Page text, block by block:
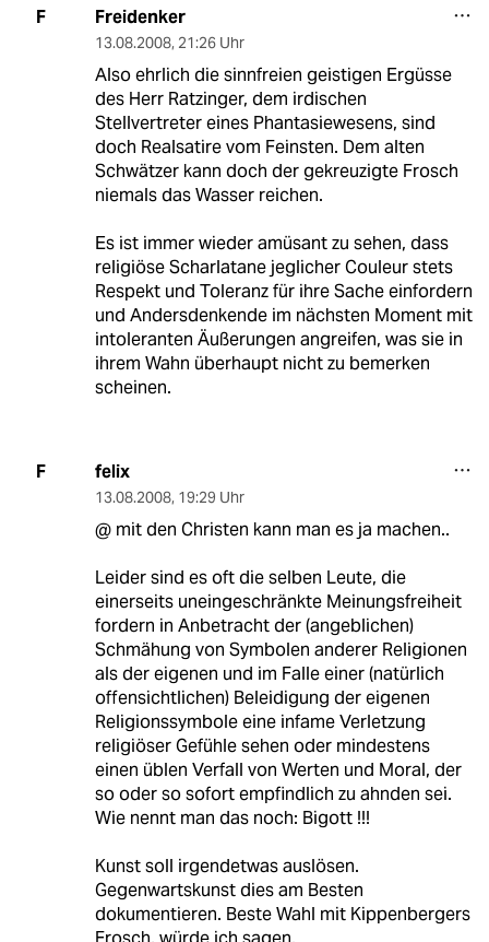
F Freidenker
13.08.2008, 21:26 Uhr
Also ehrlich die sinnfreien geistigen Ergüsse
des Herr Ratzinger, dem irdischen
Stellvertreter eines Phantasiewesens, sind
doch Realsatire vom Feinsten. Dem alten
Schwätzer kann doch der gekreuzigte Frosch
niemals das Wasser reichen.
Es ist immer wieder amüsant zu sehen, dass
religiöse Scharlatane jeglicher Couleur stets
Respekt und Toleranz für ihre Sache einfordern
und Andersdenkende im nächsten Moment mit
intoleranten Äußerungen angreifen, was sie in
ihrem Wahn überhaupt nicht zu bemerken
scheinen.
F felix
13.08.2008, 19:29 Uhr
@ mit den Christen kann man es ja machen..
Leider sind es oft die selben Leute, die
einerseits uneingeschränkte Meinungsfreiheit
fordern in Anbetracht der (angeblichen)
Schmähung von Symbolen anderer Religionen
als der eigenen und im Falle einer (natürlich
offensichtlichen) Beleidigung der eigenen
Religionssymbole eine infame Verletzung
religiöser Gefühle sehen oder mindestens
einen üblen Verfall von Werten und Moral, der
so oder so sofort empfindlich zu ahnden sei.
Wie nennt man das noch: Bigott !!!
Kunst soll irgendetwas auslösen.
Gegenwartskunst dies am Besten
dokumentieren. Beste Wahl mit Kippenbergers